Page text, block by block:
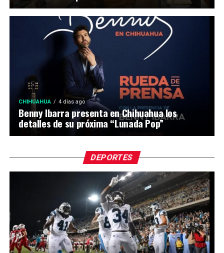
CHIHUAHUA 4 días ago
Benny Ibarra presenta en Chihuahua los
detalles de su próxima “Lunada Pop”
DEPORTES